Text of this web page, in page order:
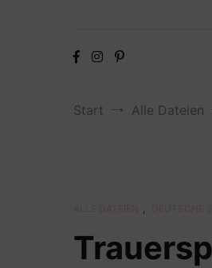
Start Alle Dateien
,